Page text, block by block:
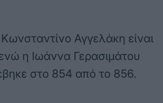
Αγγελάκη είναι
η Ιωάννα Γερασιμάτου
στο 854 από το 856.